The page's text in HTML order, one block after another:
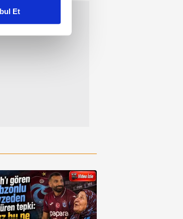
ilgili
Et